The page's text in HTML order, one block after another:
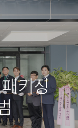
키징